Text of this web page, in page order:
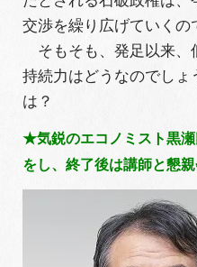
交渉を繰り広げていくの
そもそも、発足以来、
持続力はどうなのでしょ
は？
★気鋭のエコノミスト黒
をし、終了後は講師と懇